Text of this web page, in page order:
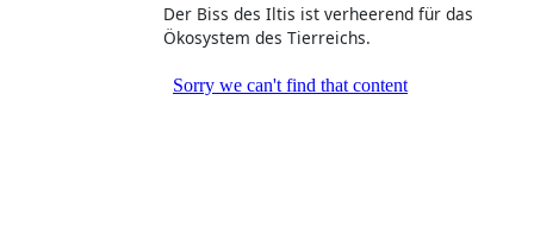
Der Biss des Iltis ist verheerend für das
Ökosystem des Tierreichs.